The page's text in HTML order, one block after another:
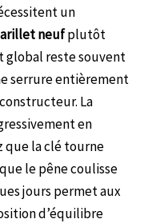
un
neufplutôt
global reste souvent
serrure entièrement
La
en
que la clé tourne
le pêne coulisse
jours permet aux
d’équilibre